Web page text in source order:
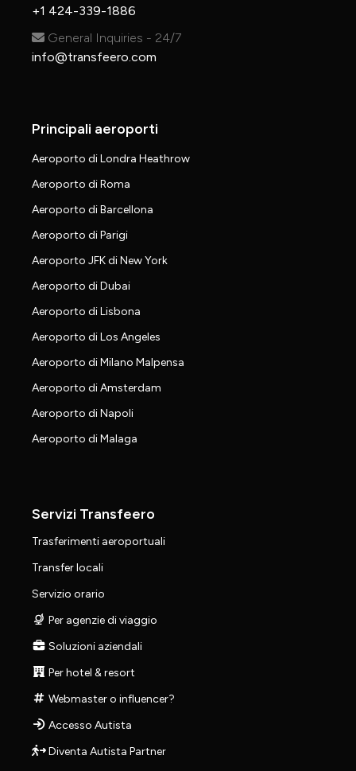
+1 424-339-1886
General Inquiries - 24/7
info@transfeero.com
Principali aeroporti
Aeroporto di Londra Heathrow
Aeroporto di Roma
Aeroporto di Barcellona
Aeroporto di Parigi
Aeroporto JFK di New York
Aeroporto di Dubai
Aeroporto di Lisbona
Aeroporto di Los Angeles
Aeroporto di Milano Malpensa
Aeroporto di Amsterdam
Aeroporto di Napoli
Aeroporto di Malaga
Servizi Transfeero
Trasferimenti aeroportuali
Transfer locali
Servizio orario
Per agenzie di viaggio
Soluzioni aziendali
Per hotel & resort
Webmaster o influencer?
Accesso Autista
Diventa Autista Partner